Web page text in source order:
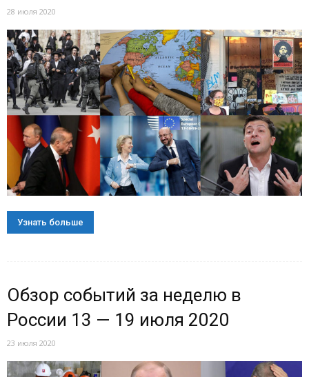
28 июля 2020
Узнать больше
Обзор событий за неделю в
России 13 — 19 июля 2020
23 июля 2020